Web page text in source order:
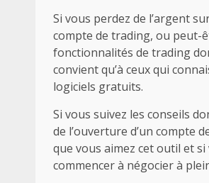
Si vous perdez de l’argent
compte de trading, ou peut-
fonctionnalités de trading
convient qu’à ceux qui
logiciels gratuits.
Si vous suivez les conseils
de l’ouverture d’un compte
que vous aimez cet outil et
commencer à négocier à